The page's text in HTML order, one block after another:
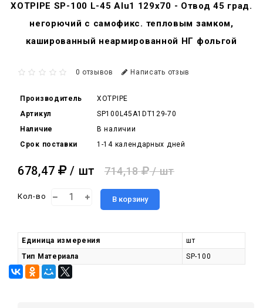
XOTPIPE SP-100 L-45 Alu1 129x70 - Отвод 45 град.
негорючий c самофикс. тепловым замком,
кашированный неармированной НГ фольгой
0 отзывов Написать отзыв
Производитель
XOTPIPE
Артикул
SP100L45A1DT129-70
Наличие
В наличии
Срок поставки
1-14 календарных дней
678,47 / шт 714,18 / шт
Кол-во В корзину
Единица измерения
шт
Тип Материала
SP-100